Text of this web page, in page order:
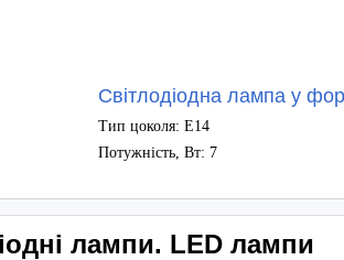
Світлодіодна лампа у
Тип цоколя: Е14
Потужність, Вт: 7
лампи. LED лампи